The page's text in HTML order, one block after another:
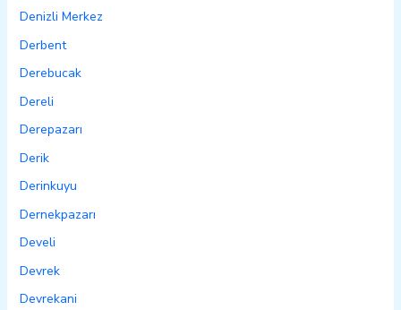
Denizli Merkez
Derbent
Derebucak
Dereli
Derepazarı
Derik
Derinkuyu
Dernekpazarı
Develi
Devrek
Devrekani